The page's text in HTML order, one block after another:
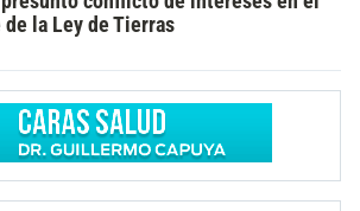
de la Ley de Tierras